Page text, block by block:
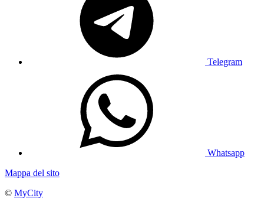
Telegram
Whatsapp
Mappa del sito
© MyCity